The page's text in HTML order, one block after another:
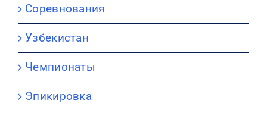
Соревнования
Узбекистан
Чемпионаты
Эпикировка